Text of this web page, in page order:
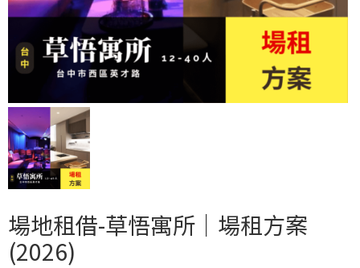
場地租借-草悟寓所｜場租方案
(2026)